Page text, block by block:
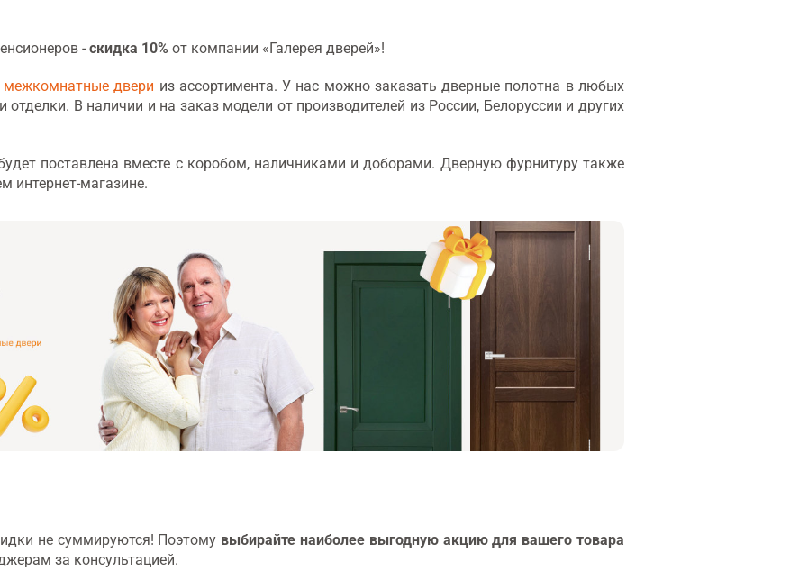
- скидка 10% от компании «Галерея дверей»!
межкомнатные двери из ассортимента. У нас можно заказать дверные полотна в любых
В наличии и на заказ модели от производителей из России, Белоруссии и других
поставлена вместе с коробом, наличниками и доборами. Дверную фурнитуру также
интернет-магазине.
не суммируются! Поэтому выбирайте наиболее выгодную акцию для вашего товара
за консультацией.